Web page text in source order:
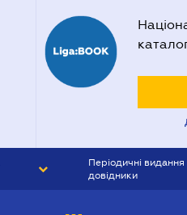
Періодичні видання
довідники